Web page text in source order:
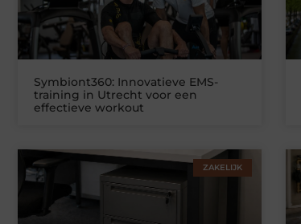
Symbiont360: Innovatieve EMS-
training in Utrecht voor een
effectieve workout
ZAKELIJK